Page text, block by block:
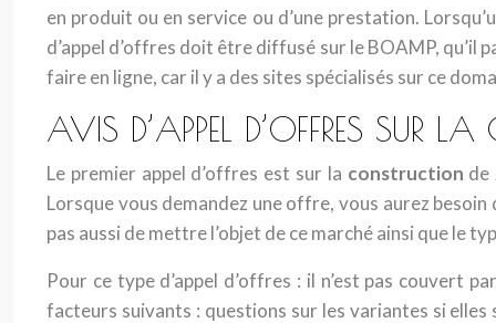
en produit ou en service ou d’une prestation.
d’appel d’offres doit être diffusé sur le BOAMP, qu’il
faire en ligne, car il y a des sites spécialisés sur ce
AVIS D’APPEL D’OFFRES SUR
Le premier appel d’offres est sur la construction de
Lorsque vous demandez une offre, vous aurez besoin
pas aussi de mettre l’objet de ce marché ainsi que le
Pour ce type d’appel d’offres : il n’est pas couvert
facteurs suivants : questions sur les variantes si